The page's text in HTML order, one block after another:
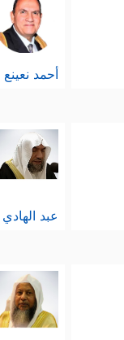
أحمد نعينع
عبد